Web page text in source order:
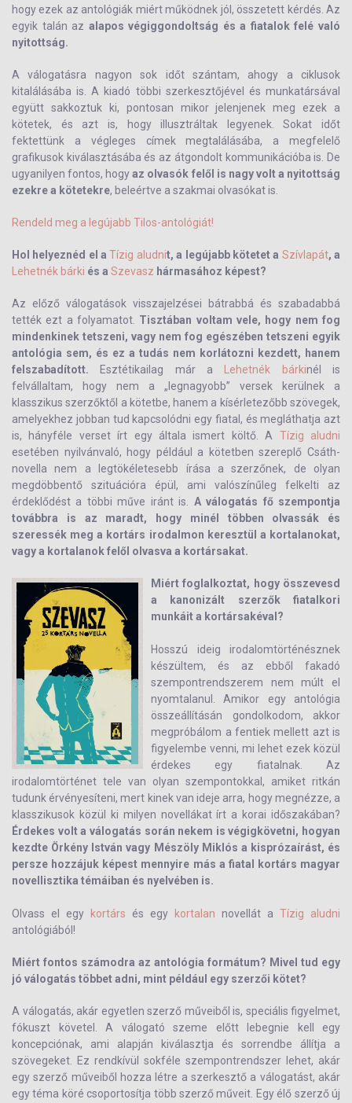
hogy ezek az antológiák miért működnek jól, összetett kérdés. Az
egyik talán az alapos végiggondoltság és a fiatalok felé való
nyitottság.
A válogatásra nagyon sok időt szántam, ahogy a ciklusok
kitalálásába is. A kiadó többi szerkesztőjével és munkatársával
együtt sakkoztuk ki, pontosan mikor jelenjenek meg ezek a
kötetek, és azt is, hogy illusztráltak legyenek. Sokat időt
fektettünk a végleges címek megtalálásába, a megfelelő
grafikusok kiválasztásába és az átgondolt kommunikációba is. De
ugyanilyen fontos, hogyaz olvasók felől is nagy volt a nyitottság
ezekre a kötetekre, beleértve a szakmai olvasókat is.
Rendeld meg a legújabb Tilos-antológiát!
Hol helyeznéd el aTízig aludnit, a legújabb kötetet a Szívlapát, a
Lehetnék bárki és a Szevasz hármasához képest?
Az előző válogatások visszajelzései bátrabbá és szabadabbá
tették ezt a folyamatot. Tisztában voltam vele, hogy nem fog
mindenkinek tetszeni, vagy nem fog egészében tetszeni egyik
antológia sem, és ez a tudás nem korlátozni kezdett, hanem
felszabadított. Esztétikailag már a Lehetnék bárkinél is
felvállaltam, hogy nem a „legnagyobb” versek kerülnek a
klasszikus szerzőktől a kötetbe, hanem a kísérletezőbb szövegek,
amelyekhez jobban tud kapcsolódni egy fiatal, és megláthatja azt
is, hányféle verset írt egy általa ismert költő. A Tízig aludni
esetében nyilvánvaló, hogy például a kötetben szereplő Csáth-
novella nem a legtökéletesebb írása a szerzőnek, de olyan
megdöbbentő szituációra épül, ami valószínűleg felkelti az
érdeklődést a többi műve iránt is. A válogatás fő szempontja
továbbra is az maradt, hogy minél többen olvassák és
szeressék meg a kortárs irodalmon keresztül a kortalanokat,
vagy a kortalanok felől olvasva a kortársakat.
Miért foglalkoztat, hogy összevesd
a kanonizált szerzők fiatalkori
munkáit a kortársakéval?
Hosszú ideig irodalomtörténésznek
készültem, és az ebből fakadó
szempontrendszerem nem múlt el
nyomtalanul. Amikor egy antológia
összeállításán gondolkodom, akkor
megpróbálom a fentiek mellett azt is
figyelembe venni, mi lehet ezek közül
érdekes egy fiatalnak. Az
irodalomtörténet tele van olyan szempontokkal, amiket ritkán
tudunk érvényesíteni, mert kinek van ideje arra, hogy megnézze, a
klasszikusok közül ki milyen novellákat írt a korai időszakában?
Érdekes volt a válogatás során nekem is végigkövetni, hogyan
kezdte Örkény István vagy Mészöly Miklós a kisprózaírást, és
persze hozzájuk képest mennyire más a fiatal kortárs magyar
novellisztika témáiban és nyelvében is.
Olvass el egy kortárs és egy kortalan novellát a Tízig aludni
antológiából!
Miért fontos számodra az antológia formátum? Mivel tud egy
jó válogatás többet adni, mint például egy szerzői kötet?
A válogatás, akár egyetlen szerző műveiből is, speciális figyelmet,
fókuszt követel. A válogató szeme előtt lebegnie kell egy
koncepciónak, ami alapján kiválasztja és sorrendbe állítja a
szövegeket. Ez rendkívül sokféle szempontrendszer lehet, akár
egy szerző műveiből hozza létre a szerkesztő a válogatást, akár
egy téma köré csoportosítja több szerző műveit. Egy élő szerző új